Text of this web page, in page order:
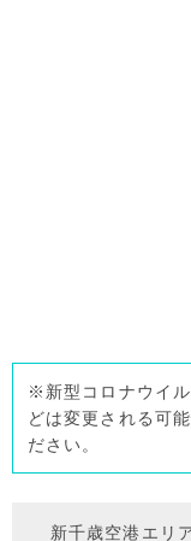
※新型コロナウイ
どは変更される可
ださい。
新千歳空港エリ